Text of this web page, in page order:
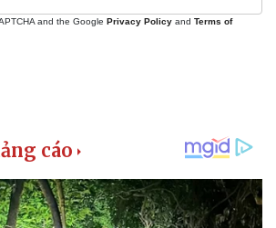
and the Google Privacy Policy and Terms of